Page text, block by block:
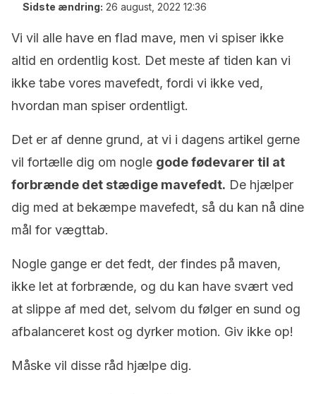
Sidste ændring: 26 august, 2022 12:36
Vi vil alle have en flad mave, men vi spiser ikke
altid en ordentlig kost. Det meste af tiden kan vi
ikke tabe vores mavefedt, fordi vi ikke ved,
hvordan man spiser ordentligt.
Det er af denne grund, at vi i dagens artikel gerne
vil fortælle dig om nogle gode fødevarer til at
forbrænde det stædige mavefedt. De hjælper
dig med at bekæmpe mavefedt, så du kan nå dine
mål for vægttab.
Nogle gange er det fedt, der findes på maven,
ikke let at forbrænde, og du kan have svært ved
at slippe af med det, selvom du følger en sund og
afbalanceret kost og dyrker motion. Giv ikke op!
Måske vil disse råd hjælpe dig.